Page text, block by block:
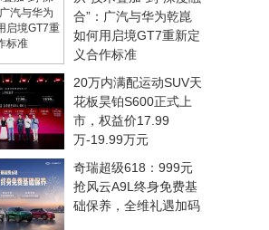
合”：广汽与华为乾崑
如何用启境GT7重新定
义合作标准
20万内满配运动SUV天
花板昊铂S600正式上
市，权益价17.99
万-19.99万元
奇瑞超级618：999元
抢风云A9L终身免费基
础保养，全维礼遇加码